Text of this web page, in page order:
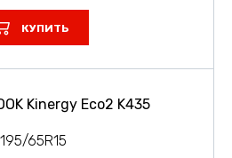
КУПИТЬ
Kinergy Eco2 K435
195/65R15